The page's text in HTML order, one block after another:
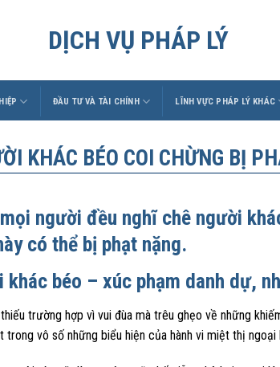
DỊCH VỤ PHÁP LÝ
ĐẦU TƯ VÀ TÀI CHÍNH LĨNH VỰC PHÁP LÝ KHÁC
KHÁC BÉO COI CHỪNG BỊ
người đều nghĩ chê người
có thể bị phạt nặng.
khác béo – xúc phạm danh dự,
trường hợp vì vui đùa mà trêu ghẹo về những
trong vô số những biểu hiện của hành vi miệt thị ngoại